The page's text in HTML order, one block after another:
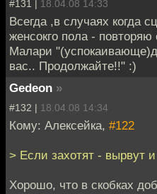
#131 | 18.04.08 14:33
Всегда ,в случаях когда
женсокго пола -
Малари
вас.. Продолжайте!!" :)
Gedeon »
#132 | 18.04.08 14:34
Кому: Алексейка, #122
> Если захотят - вырвут
Хорошо, что в скобках